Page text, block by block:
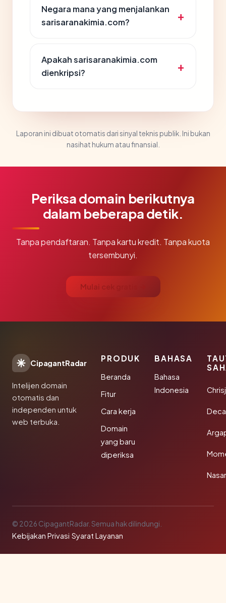
Negara mana yang menjalankan
sarisaranakimia.com?
Apakah sarisaranakimia.com
dienkripsi?
Laporan ini dibuat otomatis dari sinyal teknis publik. Ini bukan
nasihat hukum atau finansial.
Periksa domain berikutnya
dalam beberapa detik.
Tanpa pendaftaran. Tanpa kartu kredit. Tanpa kuota
tersembunyi.
Mulai cek gratis →
CipagantRadar
Intelijen domain
otomatis dan
independen untuk
web terbuka.
PRODUK
Beranda
Fitur
Cara kerja
Domain
yang baru
diperiksa
BAHASA
Bahasa
Indonesia
© 2026 CipagantRadar. Semua hak dilindungi.
Kebijakan Privasi·Syarat Layanan